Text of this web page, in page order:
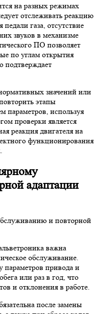
на разных режимах
отслеживать реакцию
газа, отсутствие
звуков в механизме
ПО позволяет
по углам открытия
подтверждает
значений или
этапы
параметров, используя
проверки является
реакция двигателя на
функционирования
адаптации
важна
обслуживание.
параметров привода и
или раз в год, что
и отклонения в работе.
после замены